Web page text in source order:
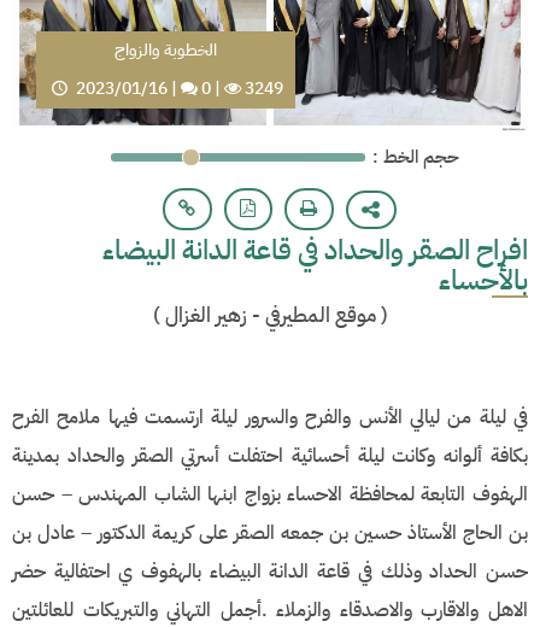
الخطوبة والزواج
2023/01/16| 0| 3249
: حجم الخط
افراح الصقر والحداد في قاعة الدانة البيضاء
بالأحساء
(موقع المطيرفي - زهير الغزال)
في ليلة من ليالي الأنس والفرح والسرور ليلة ارتسمت فيها ملامح الفرح
بكافة ألوانه وكانت ليلة أحسائية احتفلت أسرتي الصقر والحداد بمدينة
الهفوف التابعة لمحافظة الاحساء بزواج ابنها الشاب المهندس – حسن
بن الحاج الأستاذ حسين بن جمعه الصقر على كريمة الدكتور – عادل بن
حسن الحداد وذلك في قاعة الدانة البيضاء بالهفوف ي احتفالية حضر
الاهل والاقارب والاصدقاء والزملاء .أجمل التهاني والتبريكات للعائلتين